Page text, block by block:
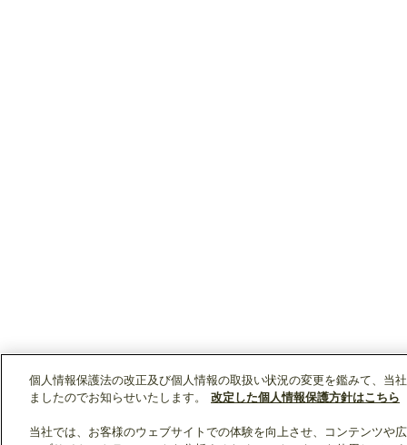
個人情報保護法の改正及び個人情報の取扱い状況の変更を鑑みて、当
ましたのでお知らせいたします。
改定した個人情報保護方針はこちら
当社では、お客様のウェブサイトでの体験を向上させ、コンテンツや